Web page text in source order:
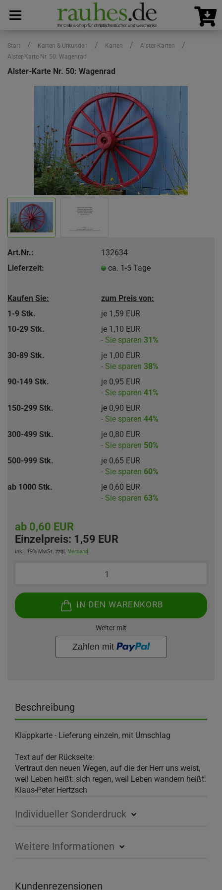
Start / Karten & Urkunden / Karten / Alster-Karten /
Alster-Karte Nr. 50: Wagenrad
Alster-Karte Nr. 50: Wagenrad
Art.Nr.:
132634
Lieferzeit:
ca. 1-5 Tage
Kaufen Sie:
zum Preis von:
1-9 Stk.
je 1,59 EUR
10-29 Stk.
je 1,10 EUR
- Sie sparen31%
30-89 Stk.
je 1,00 EUR
- Sie sparen38%
90-149 Stk.
je 0,95 EUR
- Sie sparen41%
150-299 Stk.
je 0,90 EUR
- Sie sparen44%
300-499 Stk.
je 0,80 EUR
- Sie sparen 50%
500-999 Stk.
je 0,65 EUR
- Sie sparen 60%
ab 1000 Stk.
je 0,60 EUR
- Sie sparen 63%
ab 0,60 EUR
Einzelpreis: 1,59 EUR
inkl. 19% MwSt. zzgl. Versand
IN DEN WARENKORB
Weiter mit
Beschreibung
Klappkarte - Lieferung einzeln, mit Umschlag
Text auf der Rückseite:
Vertraut den neuen Wegen, auf die der Herr uns weist,
weil Leben heißt: sich regen, weil Leben wandern heißt.
Klaus-Peter Hertzsch
Individueller Sonderdruck
Weitere Informationen
Kundenrezensionen